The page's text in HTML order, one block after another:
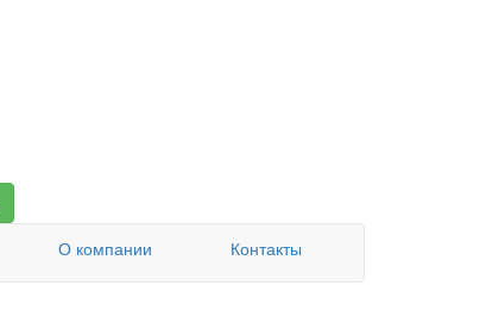
О компании Контакты